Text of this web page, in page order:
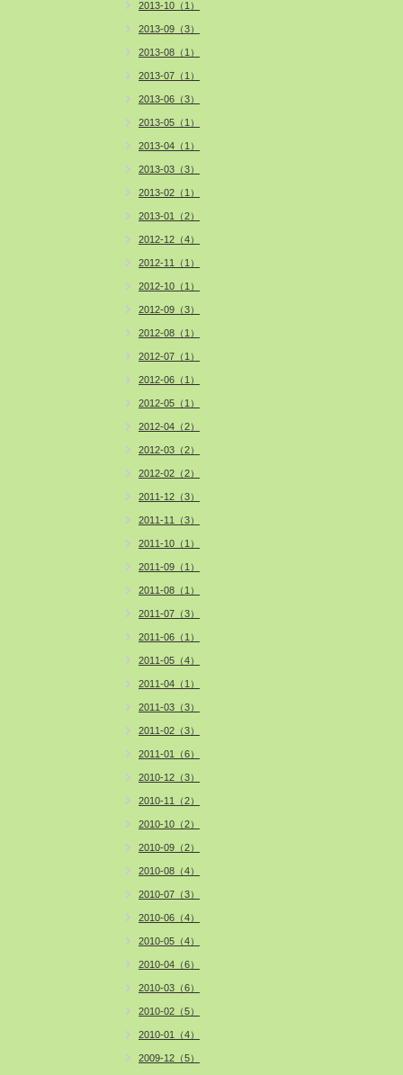
2013-10（1）
2013-09（3）
2013-08（1）
2013-07（1）
2013-06（3）
2013-05（1）
2013-04（1）
2013-03（3）
2013-02（1）
2013-01（2）
2012-12（4）
2012-11（1）
2012-10（1）
2012-09（3）
2012-08（1）
2012-07（1）
2012-06（1）
2012-05（1）
2012-04（2）
2012-03（2）
2012-02（2）
2011-12（3）
2011-11（3）
2011-10（1）
2011-09（1）
2011-08（1）
2011-07（3）
2011-06（1）
2011-05（4）
2011-04（1）
2011-03（3）
2011-02（3）
2011-01（6）
2010-12（3）
2010-11（2）
2010-10（2）
2010-09（2）
2010-08（4）
2010-07（3）
2010-06（4）
2010-05（4）
2010-04（6）
2010-03（6）
2010-02（5）
2010-01（4）
2009-12（5）